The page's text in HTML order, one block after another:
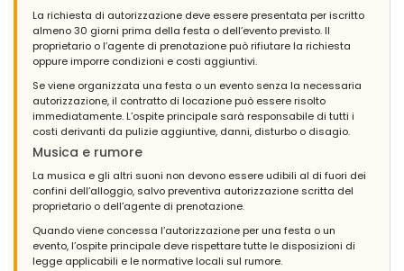
La richiesta di autorizzazione deve essere presentata per iscritto
almeno 30 giorni prima della festa o dell’evento previsto. Il
proprietario o l’agente di prenotazione può rifiutare la richiesta
oppure imporre condizioni e costi aggiuntivi.
Se viene organizzata una festa o un evento senza la necessaria
autorizzazione, il contratto di locazione può essere risolto
immediatamente. L’ospite principale sarà responsabile di tutti i
costi derivanti da pulizie aggiuntive, danni, disturbo o disagio.
Musica e rumore
La musica e gli altri suoni non devono essere udibili al di fuori dei
confini dell’alloggio, salvo preventiva autorizzazione scritta del
proprietario o dell’agente di prenotazione.
Quando viene concessa l’autorizzazione per una festa o un
evento, l’ospite principale deve rispettare tutte le disposizioni di
legge applicabili e le normative locali sul rumore.